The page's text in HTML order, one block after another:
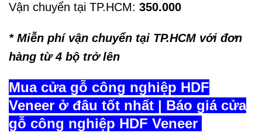
Vận chuyển tại TP.HCM: 350.000
* Miễn phí vận chuyển tại TP.HCM với đơn
hàng từ 4 bộ trở lên
Mua cửa gỗ công nghiệp HDF
Veneer ở đâu tốt nhất | Báo giá cửa
gỗ công nghiệp HDF Veneer